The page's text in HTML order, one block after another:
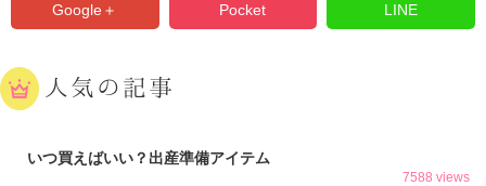
Google＋ Pocket LINE
いつ買えばいい？出産準備アイテム
7588 views